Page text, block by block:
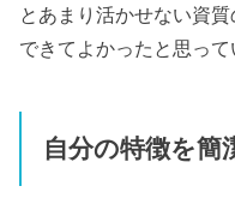
とあまり活かせない資
できてよかったと思って
自分の特徴を簡